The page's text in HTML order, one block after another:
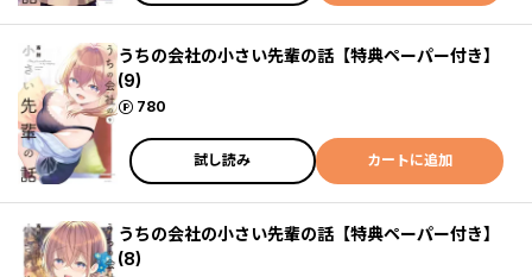
うちの会社の小さい先輩の話【特典ペーパー付き】
(9)
780
ポイント
試し読み カートに追加
うちの会社の小さい先輩の話【特典ペーパー付き】
(8)